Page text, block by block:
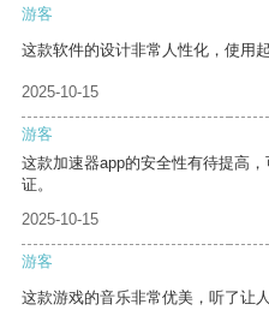
游客
这款软件的设计非常人性化，使用
2025-10-15
游客
这款加速器app的安全性有待提高
证。
2025-10-15
游客
这款游戏的音乐非常优美，听了让人